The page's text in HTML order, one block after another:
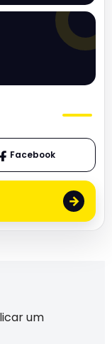
Facebook
→
um